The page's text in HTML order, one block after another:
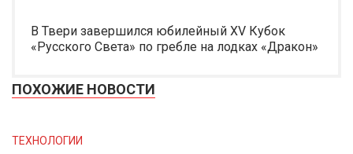
В Твери завершился юбилейный XV Кубок
«Русского Света» по гребле на лодках «Дракон»
ПОХОЖИЕ НОВОСТИ
ТЕХНОЛОГИИ